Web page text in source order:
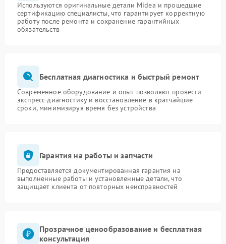
Используются оригинальные детали Midea и прошедшие
сертификацию специалисты, что гарантирует корректную
работу после ремонта и сохранение гарантийных
обязательств
Бесплатная диагностика и быстрый ремонт
Современное оборудование и опыт позволяют провести
экспресс-диагностику и восстановление в кратчайшие
сроки, минимизируя время без устройства
Гарантия на работы и запчасти
Предоставляется документированная гарантия на
выполненные работы и установленные детали, что
защищает клиента от повторных неисправностей
Прозрачное ценообразование и бесплатная
консультация